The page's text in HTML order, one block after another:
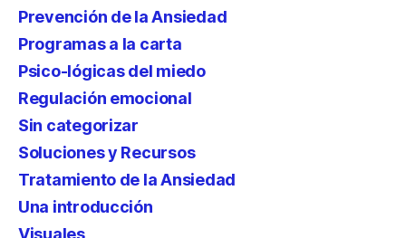
Prevención de la Ansiedad
Programas a la carta
Psico-lógicas del miedo
Regulación emocional
Sin categorizar
Soluciones y Recursos
Tratamiento de la Ansiedad
Una introducción
Visuales